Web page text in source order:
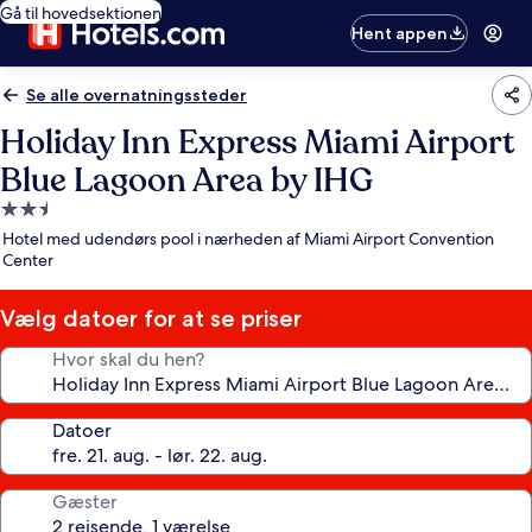
Gå til hovedsektionen
Hent appen
Se alle overnatningssteder
Holiday Inn Express Miami Airport
Blue Lagoon Area by IHG
2.5-
stjernet
overnatningssted
Hotel med udendørs pool i nærheden af Miami Airport Convention
Center
Vælg datoer for at se priser
Hvor skal du hen?
Datoer
Gæster